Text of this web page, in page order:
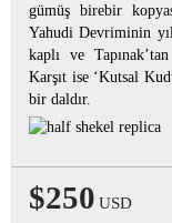
gümüş birebir
Yahudi Devriminin
kaplı ve
Karşıt ise ‘Kutsal
bir daldır.
$250 USD